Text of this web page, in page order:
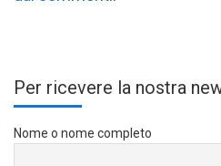
Per ricevere la nostra
Nome o nome completo